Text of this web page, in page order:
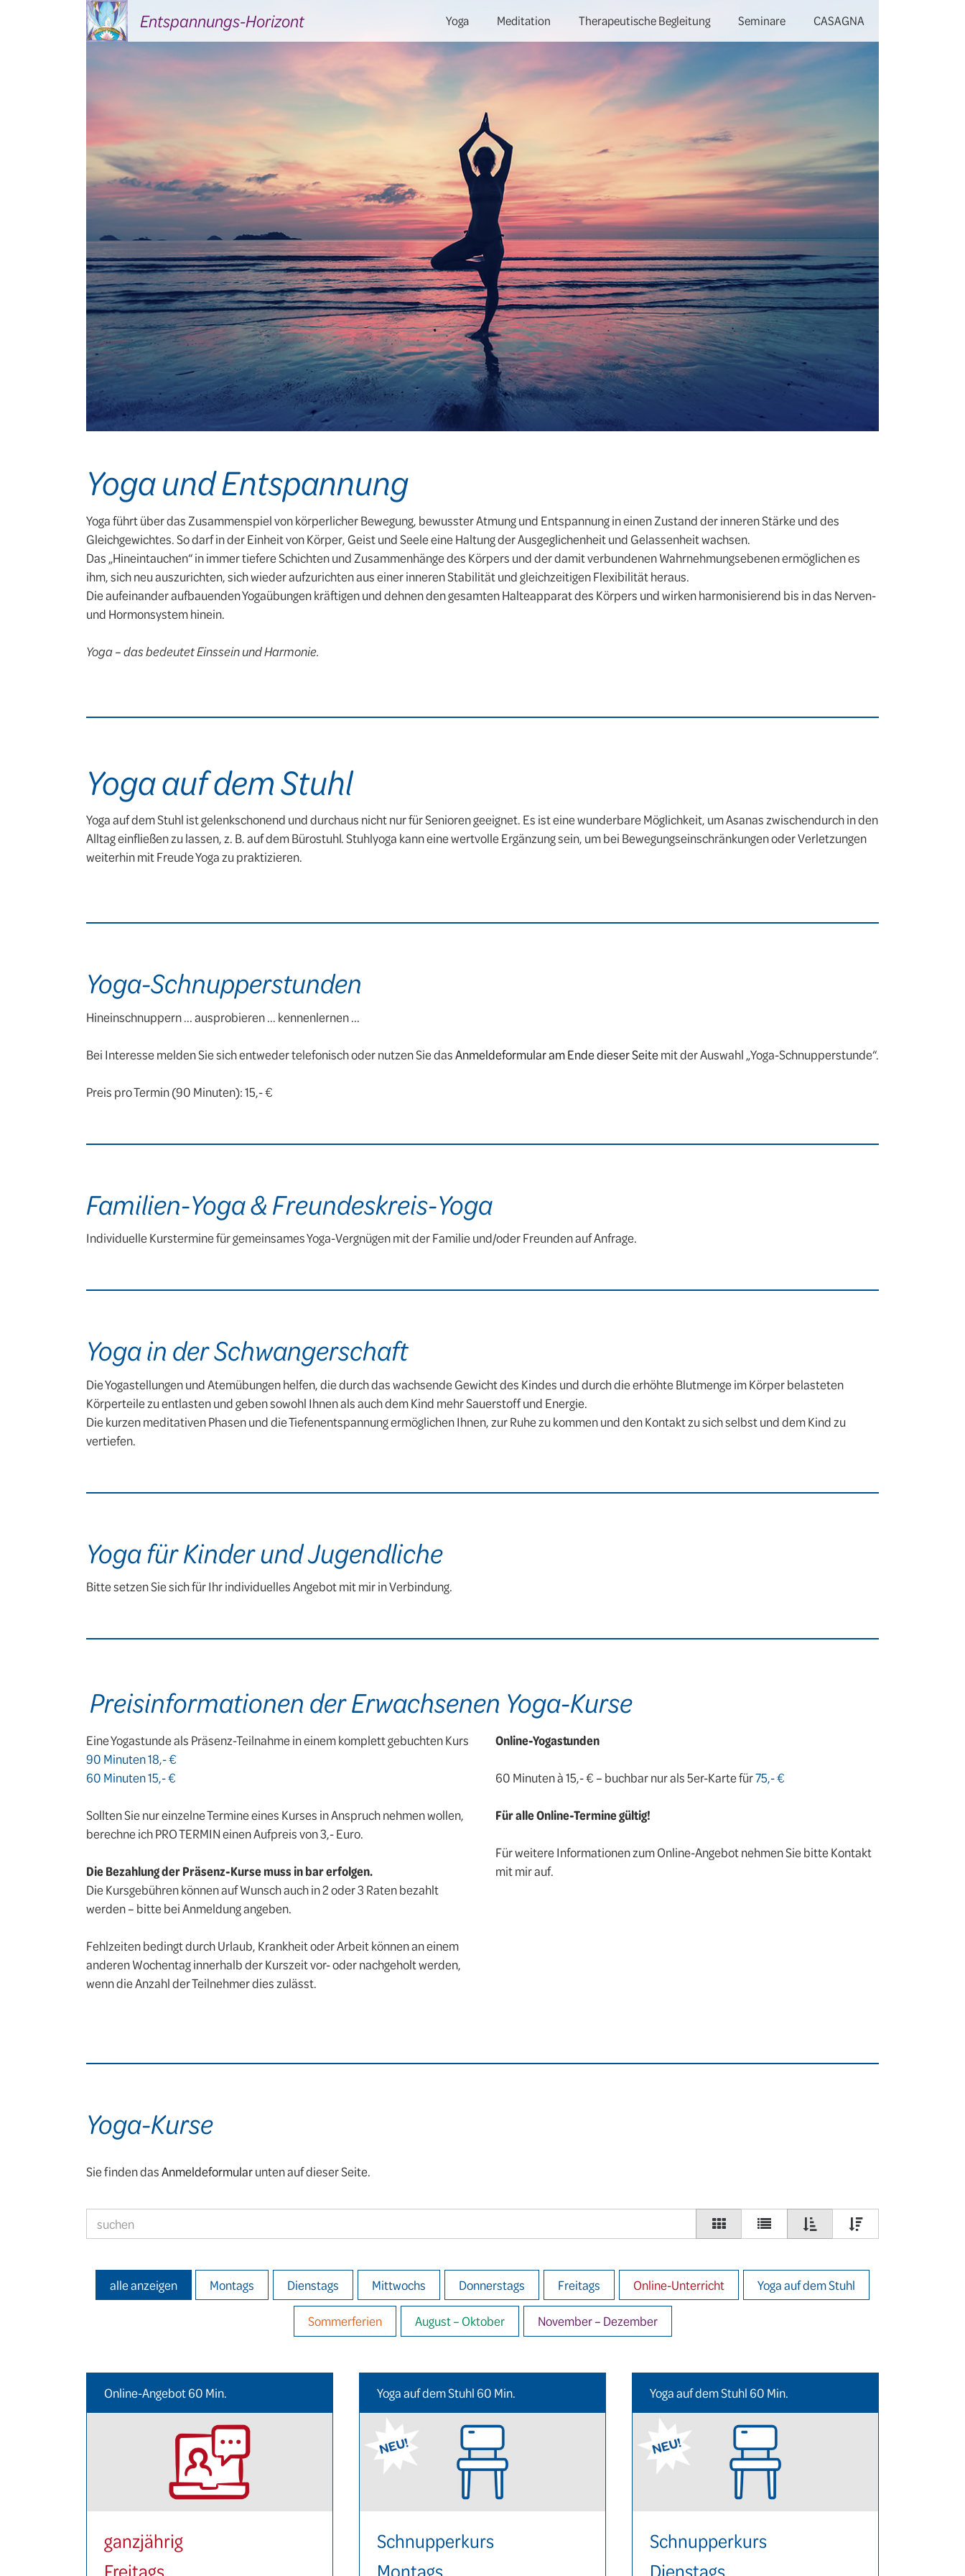
Yoga Meditation Therapeutische Begleitung Seminare CASAGNA
Entspannungs-Horizont
Yoga und Entspannung
Yoga führt über das Zusammenspiel von körperlicher Bewegung, bewusster Atmung und Entspannung in einen Zustand der inneren Stärke und des
Gleichgewichtes. So darf in der Einheit von Körper, Geist und Seele eine Haltung der Ausgeglichenheit und Gelassenheit wachsen.
Das „Hineintauchen“ in immer tiefere Schichten und Zusammenhänge des Körpers und der damit verbundenen Wahrnehmungsebenen ermöglichen es
ihm, sich neu auszurichten, sich wieder aufzurichten aus einer inneren Stabilität und gleichzeitigen Flexibilität heraus.
Die aufeinander aufbauenden Yogaübungen kräftigen und dehnen den gesamten Halteapparat des Körpers und wirken harmonisierend bis in das Nerven-
und Hormonsystem hinein.
Yoga – das bedeutet Einssein und Harmonie.
Yoga auf dem Stuhl
Yoga auf dem Stuhl ist gelenkschonend und durchaus nicht nur für Senioren geeignet. Es ist eine wunderbare Möglichkeit, um Asanas zwischendurch in den
Alltag einfließen zu lassen, z. B. auf dem Bürostuhl. Stuhlyoga kann eine wertvolle Ergänzung sein, um bei Bewegungseinschränkungen oder Verletzungen
weiterhin mit Freude Yoga zu praktizieren.
Yoga-Schnupperstunden
Hineinschnuppern ... ausprobieren ... kennenlernen ...
Bei Interesse melden Sie sich entweder telefonisch oder nutzen Sie dasAnmeldeformular am Ende dieser Seitemit der Auswahl „Yoga-Schnupperstunde“.
Preis pro Termin (90 Minuten): 15,- €
Familien-Yoga & Freundeskreis-Yoga
Individuelle Kurstermine für gemeinsames Yoga-Vergnügen mit der Familie und/oder Freunden auf Anfrage.
Yoga in der Schwangerschaft
Die Yogastellungen und Atemübungen helfen, die durch das wachsende Gewicht des Kindes und durch die erhöhte Blutmenge im Körper belasteten
Körperteile zu entlasten und geben sowohl Ihnen als auch dem Kind mehr Sauerstoff und Energie.
Die kurzen meditativen Phasen und die Tiefenentspannung ermöglichen Ihnen, zur Ruhe zu kommen und den Kontakt zu sich selbst und dem Kind zu
vertiefen.
Yoga für Kinder und Jugendliche
Bitte setzen Sie sich für Ihr individuelles Angebot mit mir in Verbindung.
Preisinformationen der Erwachsenen Yoga-Kurse
Eine Yogastunde als Präsenz-Teilnahme in einem komplett gebuchten Kurs
90 Minuten 18,- €
60 Minuten 15,- €
Sollten Sie nur einzelne Termine eines Kurses in Anspruch nehmen wollen,
berechne ich PRO TERMIN einen Aufpreis von 3,- Euro.
Die Bezahlung der Präsenz-Kurse muss in bar erfolgen.
Die Kursgebühren können auf Wunsch auch in 2 oder 3 Raten bezahlt
werden – bitte bei Anmeldung angeben.
Fehlzeiten bedingt durch Urlaub, Krankheit oder Arbeit können an einem
anderen Wochentag innerhalb der Kurszeit vor- oder nachgeholt werden,
wenn die Anzahl der Teilnehmer dies zulässt.
Online-Yogastunden
60 Minuten à 15,- € – buchbar nur als 5er-Karte für75,- €
Für alle Online-Termine gültig!
Für weitere Informationen zum Online-Angebot nehmen Sie bitte Kontakt
mit mir auf.
Yoga-Kurse
Sie finden dasAnmeldeformularunten auf dieser Seite.
alle anzeigen Montags Dienstags Mittwochs Donnerstags Freitags Online-Unterricht
Yoga auf dem Stuhl
Sommerferien
August – Oktober November – Dezember
Online-Angebot 60 Min.
ganzjährig
Yoga auf dem Stuhl 60 Min.
Schnupperkurs
Yoga auf dem Stuhl 60 Min.
Schnupperkurs